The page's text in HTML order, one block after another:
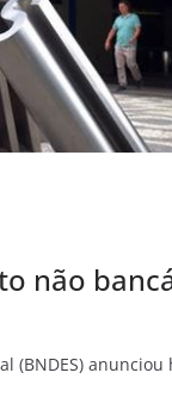
não
(BNDES)